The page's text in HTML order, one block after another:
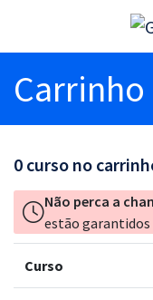
Carrinho
0 curso no
Não perca a
estão
Curso